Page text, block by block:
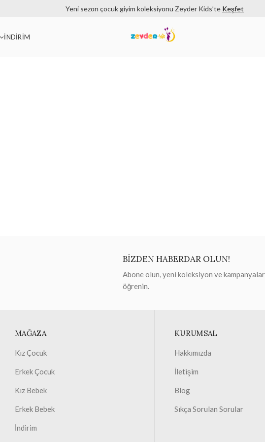
Yeni sezon çocuk giyim koleksiyonu Zeyder Kids’te Keşfet
İNDİRİM
BİZDEN HABERDAR OLUN!
Abone olun, yeni koleksiyon ve
öğrenin.
MAĞAZA
Kız Çocuk
Erkek Çocuk
Kız Bebek
Erkek Bebek
İndirim
KURUMSAL
Hakkımızda
İletişim
Blog
Sıkça Sorulan Sorular